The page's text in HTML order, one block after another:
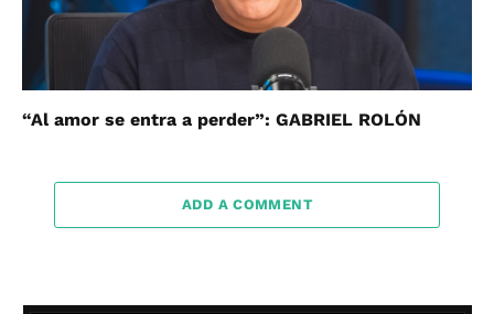
“Al amor se entra a perder”: GABRIEL ROLÓN
ADD A COMMENT